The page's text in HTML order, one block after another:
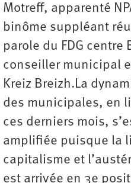
Motreff, apparenté
binôme suppléant
parole du FDG
conseiller municipal
Kreiz Breizh.La
des municipales, en
ces derniers mois,
amplifiée puisque la
capitalisme et
est arrivée en 3e